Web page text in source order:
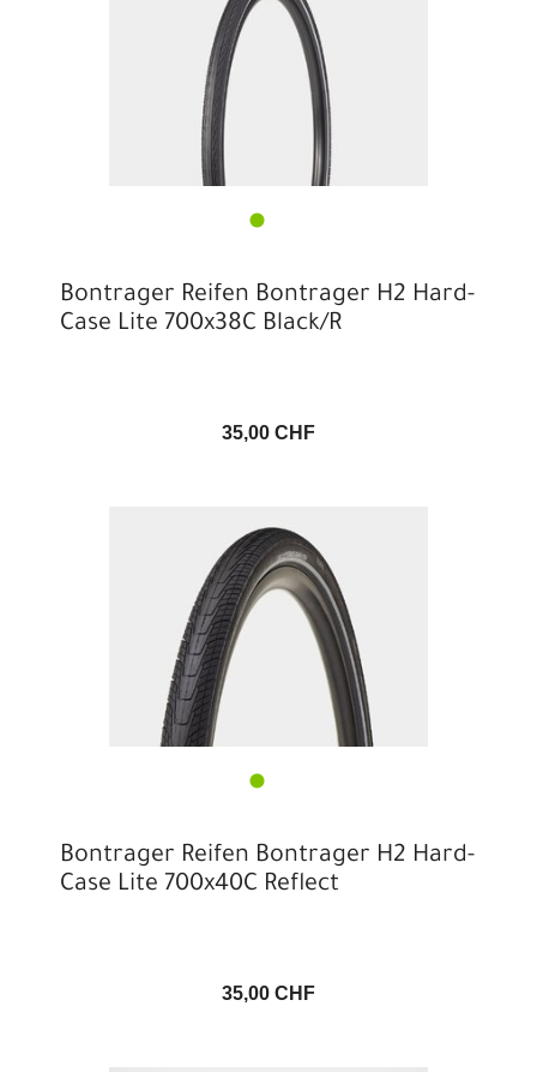
Bontrager Reifen Bontrager H2 Hard-
Case Lite 700x38C Black/R
35,00 CHF
Bontrager Reifen Bontrager H2 Hard-
Case Lite 700x40C Reflect
35,00 CHF